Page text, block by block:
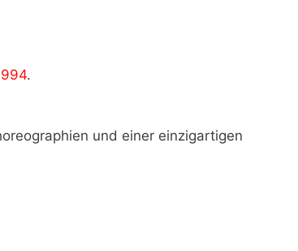
.
und einer einzigartigen